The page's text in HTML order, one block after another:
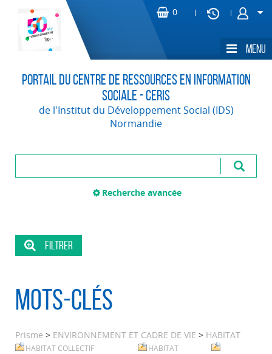
Portail du Centre de Ressources en Information
Sociale - CERIS
de l'Institut du Développement Social (IDS)
Normandie
Recherche avancée
Mots-clés
Prisme > ENVIRONNEMENT ET CADRE DE VIE > HABITAT
HABITAT COLLECTIF
HABITAT